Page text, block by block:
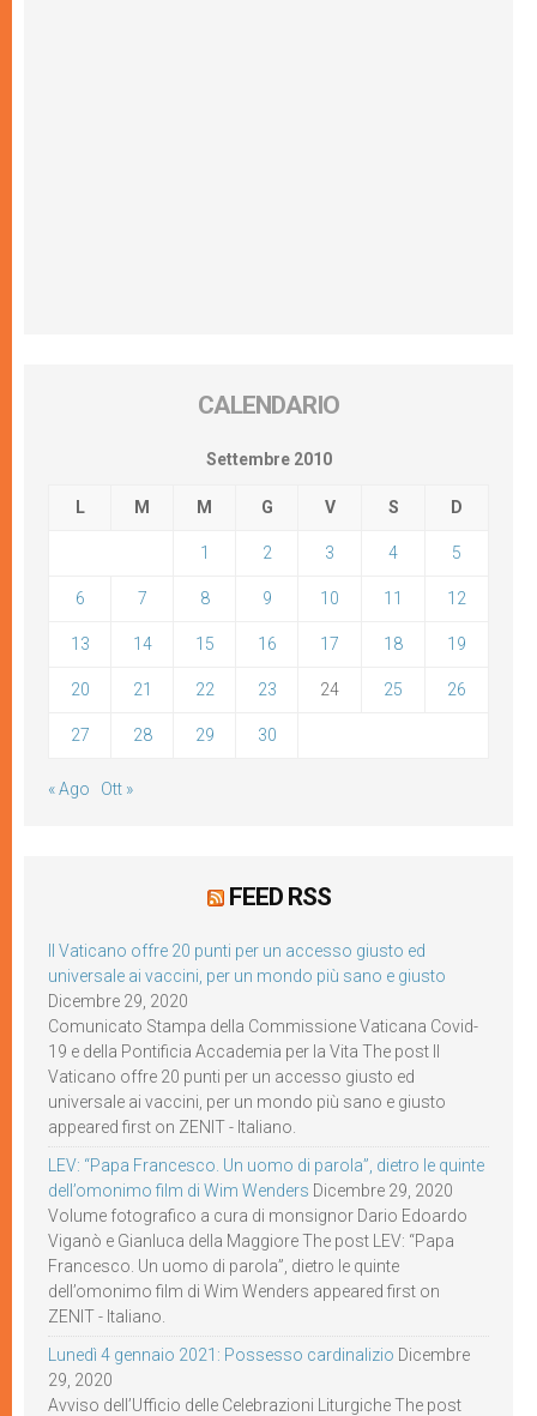
CALENDARIO
Settembre 2010
L M M G V S D
1 2 3 4 5
6 7 8 9 10 11 12
13 14 15 16 17 18 19
20 21 22 23 24 25 26
27 28 29 30
« Ago Ott »
FEED RSS
Il Vaticano offre 20 punti per un accesso giusto ed
universale ai vaccini, per un mondo più sano e giusto
Dicembre 29, 2020
Comunicato Stampa della Commissione Vaticana Covid-
19 e della Pontificia Accademia per la Vita The post Il
Vaticano offre 20 punti per un accesso giusto ed
universale ai vaccini, per un mondo più sano e giusto
appeared first on ZENIT - Italiano.
LEV: “Papa Francesco. Un uomo di parola”, dietro le quinte
dell’omonimo film di Wim Wenders Dicembre 29, 2020
Volume fotografico a cura di monsignor Dario Edoardo
Viganò e Gianluca della Maggiore The post LEV: “Papa
Francesco. Un uomo di parola”, dietro le quinte
dell’omonimo film di Wim Wenders appeared first on
ZENIT - Italiano.
Lunedì 4 gennaio 2021: Possesso cardinalizio Dicembre
29, 2020
Avviso dell’Ufficio delle Celebrazioni Liturgiche The post